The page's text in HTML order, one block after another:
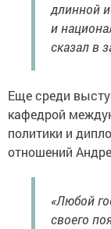
длинной
и
сказал в
Еще среди
кафедрой
политики и
отношений
«Любой
своего